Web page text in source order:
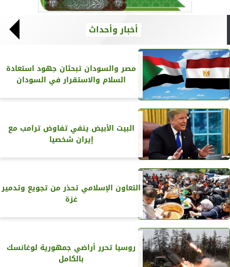
أخبار وأحداث
مصر والسودان تبحثان جهود استعادة
السلام والاستقرار في السودان
البيت الأبيض ينفي تفاوض ترامب مع
إيران شخصيا
التعاون الإسلامي تحذر من تجويع وتدمير
غزة
روسيا تحرر أراضي جمهورية لوغانسك
بالكامل